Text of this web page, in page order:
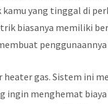
kamu yang tinggal di
biasanya memiliki
heater gas. Sistem ini
ingin menghemat